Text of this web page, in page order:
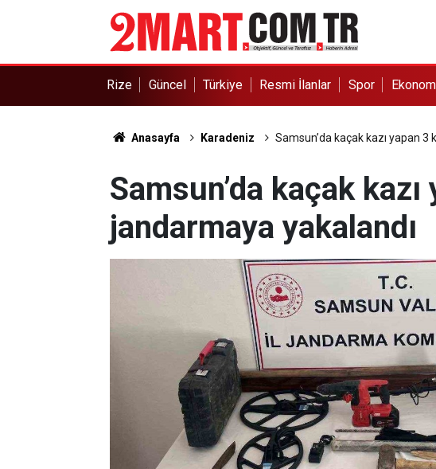
Rize Güncel Türkiye Resmi İlanlar Spor
Anasayfa Karadeniz Samsun’da kaçak kazı yapan 3
Samsun’da kaçak
jandarmaya yakalandı